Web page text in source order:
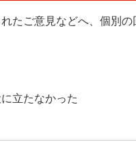
たご意見などへ、個別
立たなかった